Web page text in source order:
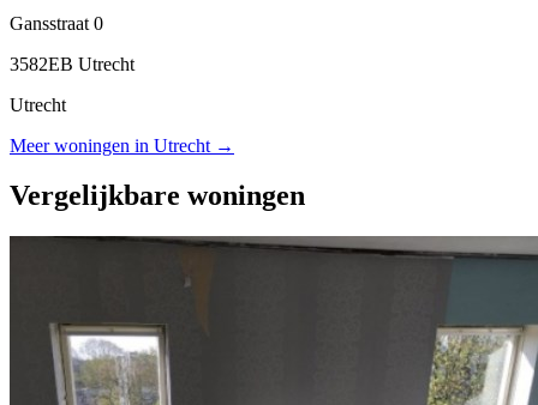
Gansstraat 0
3582EB Utrecht
Utrecht
Meer woningen in Utrecht →
Vergelijkbare woningen